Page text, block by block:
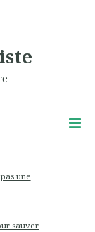
une
sauver